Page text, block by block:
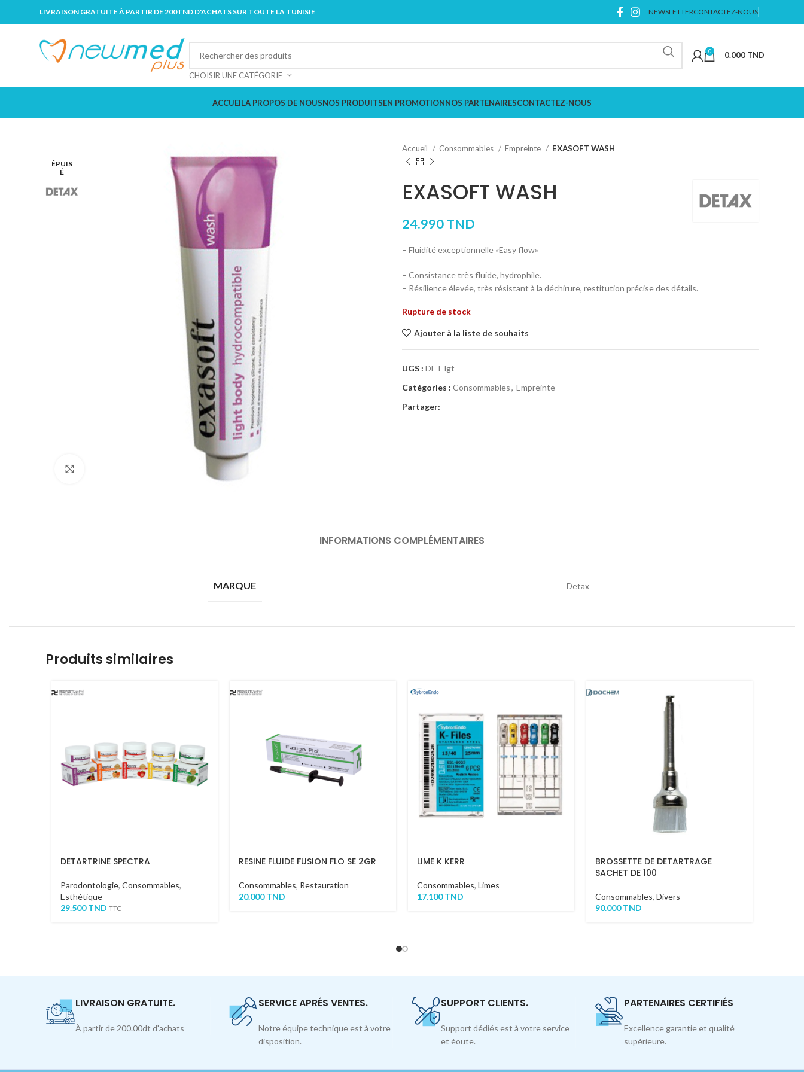
LIVRAISON GRATUITE À PARTIR DE 200TND D'ACHATS SUR TOUTE LA TUNISIE NEWSLETTERCONTACTEZ-NOUS
CHOISIR UNE CATÉGORIE
0 0.000 TND
ACCUEILA PROPOS DE NOUSNOS PRODUITSEN PROMOTIONNOS PARTENAIRESCONTACTEZ-NOUS
ÉPUIS
É
Accueil Consommables Empreinte EXASOFT WASH
EXASOFT WASH
24.990TND
– Fluidité exceptionnelle «Easy flow»
– Consistance très fluide, hydrophile.
– Résilience élevée, très résistant à la déchirure, restitution précise des détails.
Rupture de stock
Ajouter à la liste de souhaits
UGS : DET-lgt
Catégories : Consommables, Empreinte
Partager:
INFORMATIONS COMPLÉMENTAIRES
MARQUE Detax
Produits similaires
DETARTRINE SPECTRA
Parodontologie, Consommables,
Esthétique
29.500TND TTC
RESINE FLUIDE FUSION FLO SE 2GR
Consommables, Restauration
20.000TND
LIME K KERR
Consommables, Limes
17.100TND
BROSSETTE DE DETARTRAGE
SACHET DE 100
Consommables, Divers
90.000TND
LIVRAISON GRATUITE.
À partir de 200.00dt d'achats
SERVICE APRÉS VENTES.
Notre équipe technique est à votre
disposition.
SUPPORT CLIENTS.
Support dédiés est à votre service
et éoute.
PARTENAIRES CERTIFIÉS
Excellence garantie et qualité
supérieure.